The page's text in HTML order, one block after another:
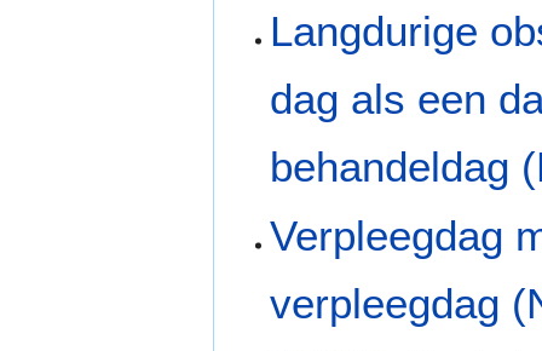
Langdurige
dag als een
behandeldag
Verpleegdag
verpleegdag